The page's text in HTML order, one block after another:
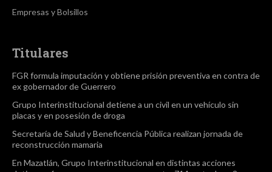
Empresas y Bolsillos
Titulares
FGR formula imputación y obtiene prisión preventiva en contra de
ex gobernador de Guerrero
Grupo Interinstitucional detiene a un civil en un vehículo sin
placas y en posesión de droga
Secretaría de Salud y Beneficencia Pública realizan jornada de
reconstrucción mamaria
En Mazatlán, Grupo Interinstitucional en distintas acciones